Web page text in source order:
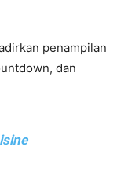
penampilan
dan